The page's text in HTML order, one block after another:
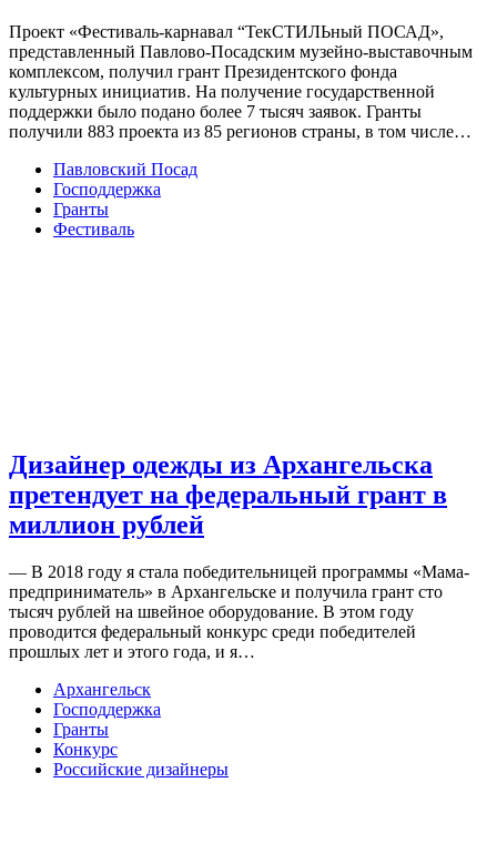
Проект «Фестиваль-карнавал “ТекСТИЛЬный ПОСАД»,
представленный Павлово-Посадским музейно-выставочным
комплексом, получил грант Президентского фонда
культурных инициатив. На получение государственной
поддержки было подано более 7 тысяч заявок. Гранты
получили 883 проекта из 85 регионов страны, в том числе…
Павловский Посад
Господдержка
Гранты
Фестиваль
Дизайнер одежды из Архангельска
претендует на федеральный грант в
миллион рублей
— В 2018 году я стала победительницей программы «Мама-
предприниматель» в Архангельске и получила грант сто
тысяч рублей на швейное оборудование. В этом году
проводится федеральный конкурс среди победителей
прошлых лет и этого года, и я…
Архангельск
Господдержка
Гранты
Конкурс
Российские дизайнеры